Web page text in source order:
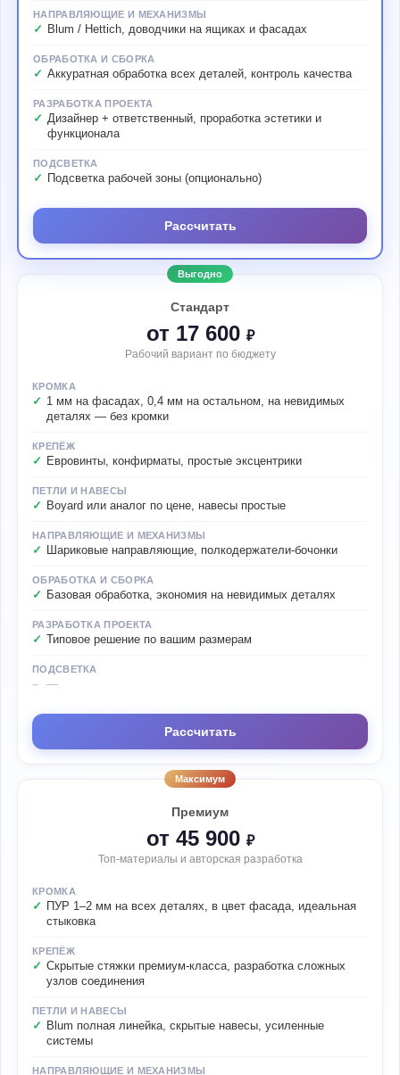
Выгодно
Стандарт
от 17 600 ₽
Рабочий вариант по бюджету
КРОМКА
1 мм на фасадах, 0,4 мм на остальном, на невидимых
деталях — без кромки
КРЕПЁЖ
Евровинты, конфирматы, простые эксцентрики
ПЕТЛИ И НАВЕСЫ
Boyard или аналог по цене, навесы простые
НАПРАВЛЯЮЩИЕ И МЕХАНИЗМЫ
Шариковые направляющие, полкодержатели-бочонки
ОБРАБОТКА И СБОРКА
Базовая обработка, экономия на невидимых деталях
РАЗРАБОТКА ПРОЕКТА
Типовое решение по вашим размерам
ПОДСВЕТКА
—
Рассчитать
НАПРАВЛЯЮЩИЕ И МЕХАНИЗМЫ
Blum / Hettich, доводчики на ящиках и фасадах
ОБРАБОТКА И СБОРКА
Аккуратная обработка всех деталей, контроль качества
РАЗРАБОТКА ПРОЕКТА
Дизайнер + ответственный, проработка эстетики и
функционала
ПОДСВЕТКА
Подсветка рабочей зоны (опционально)
Рассчитать
Максимум
Премиум
от 45 900 ₽
Топ-материалы и авторская разработка
КРОМКА
ПУР 1–2 мм на всех деталях, в цвет фасада, идеальная
стыковка
КРЕПЁЖ
Скрытые стяжки премиум-класса, разработка сложных
узлов соединения
ПЕТЛИ И НАВЕСЫ
Blum полная линейка, скрытые навесы, усиленные
системы
НАПРАВЛЯЮЩИЕ И МЕХАНИЗМЫ